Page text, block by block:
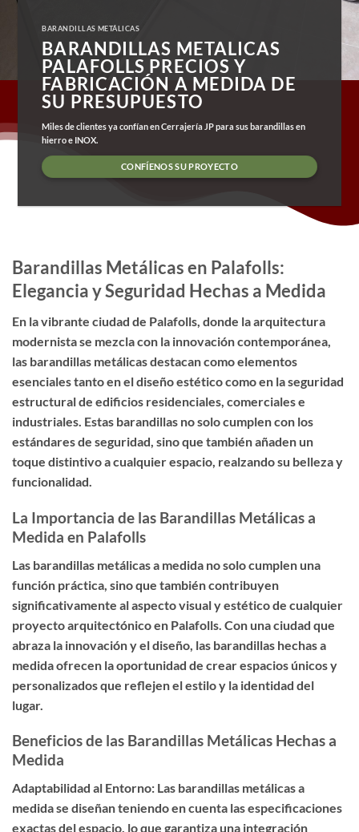
BARANDILLAS METÁLICAS
BARANDILLAS METALICAS
PALAFOLLS PRECIOS Y
FABRICACIÓN A MEDIDA DE
SU PRESUPUESTO
Miles de clientes ya confían en Cerrajería JP para sus barandillas en
hierro e INOX.
CONFÍENOS SU PROYECTO
Barandillas Metálicas en Palafolls:
Elegancia y Seguridad Hechas a Medida
En la vibrante ciudad de Palafolls, donde la arquitectura
modernista se mezcla con la innovación contemporánea,
las barandillas metálicas destacan como elementos
esenciales tanto en el diseño estético como en la seguridad
estructural de edificios residenciales, comerciales e
industriales. Estas barandillas no solo cumplen con los
estándares de seguridad, sino que también añaden un
toque distintivo a cualquier espacio, realzando su belleza y
funcionalidad.
La Importancia de las Barandillas Metálicas a
Medida en Palafolls
Las barandillas metálicas a medida no solo cumplen una
función práctica, sino que también contribuyen
significativamente al aspecto visual y estético de cualquier
proyecto arquitectónico en Palafolls. Con una ciudad que
abraza la innovación y el diseño, las barandillas hechas a
medida ofrecen la oportunidad de crear espacios únicos y
personalizados que reflejen el estilo y la identidad del
lugar.
Beneficios de las Barandillas Metálicas Hechas a
Medida
Adaptabilidad al Entorno: Las barandillas metálicas a
medida se diseñan teniendo en cuenta las especificaciones
exactas del espacio, lo que garantiza una integración